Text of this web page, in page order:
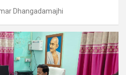
Dhangadamajhi